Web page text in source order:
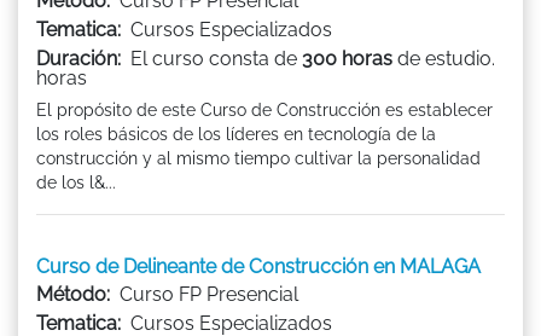
Tematica: Cursos Especializados
Duración: El curso consta de 300 horas de estudio.
horas
El propósito de este Curso de Construcción es establecer
los roles básicos de los líderes en tecnología de la
construcción y al mismo tiempo cultivar la personalidad
de los l&...
Curso de Delineante de Construcción en MALAGA
Método: Curso FP Presencial
Tematica: Cursos Especializados